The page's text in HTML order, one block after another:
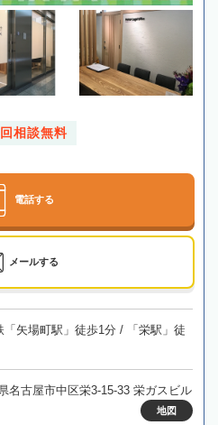
相談無料
電話する
メールする
「矢場町駅」徒歩1分 / 「栄駅」徒
名古屋市中区栄3-15-33 栄ガスビル
地図